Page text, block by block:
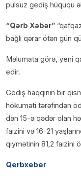
pulsuz gediş hüququ
“Qərb Xəbər”
bağlı qərar ötən gün
Məlumata görə, yeni
edir.
Gediş haqqının bir
hökuməti tərəfindən
dən 15-ə qədər olan
faizini və 16-21
qiymətinin 81,2 faizini
Qerbxeber